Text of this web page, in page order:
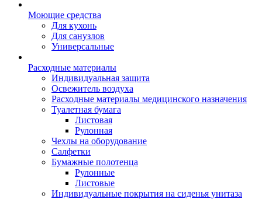
Моющие средства
Для кухонь
Для санузлов
Универсальные
Расходные материалы
Индивидуальная защита
Освежитель воздуха
Расходные материалы медицинского назначения
Туалетная бумага
Листовая
Рулонная
Чехлы на оборудование
Салфетки
Бумажные полотенца
Рулонные
Листовые
Индивидуальные покрытия на сиденья унитаза